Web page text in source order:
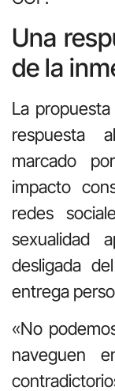
Una
de la
La
respuesta
marcado
impacto
redes
sexualidad
desligada
entrega
«No
naveguen